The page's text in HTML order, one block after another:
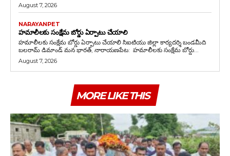
August 7, 2026
NARAYANPET
హమాలీలకు సంక్షేమ బోర్డు ఏర్పాటు చేయాలి
హమాలీలకు సంక్షేమ బోర్డు ఏర్పాటు చేయాలి సిఐటియు జిల్లా కార్యదర్శి బండమీది
బలరామ్ డిమాండ్ మన భారత్, నారాయణపేట: హమాలీలకు సంక్షేమ బోర్డు...
August 7, 2026
MORE LIKE THIS